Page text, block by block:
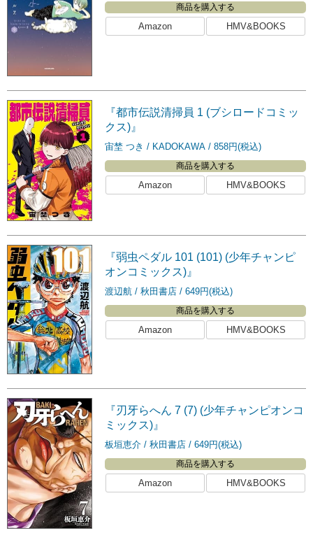
商品を購入する
Amazon HMV&BOOKS
『都市伝説清掃員 1 (ブシロードコミッ
クス)』
宙埜 つき KADOKAWA 858円(税込)
商品を購入する
Amazon HMV&BOOKS
『弱虫ペダル 101 (101) (少年チャンピ
オンコミックス)』
渡辺航 秋田書店 649円(税込)
商品を購入する
Amazon HMV&BOOKS
『刃牙らへん 7 (7) (少年チャンピオンコ
ミックス)』
板垣恵介 秋田書店 649円(税込)
商品を購入する
Amazon HMV&BOOKS